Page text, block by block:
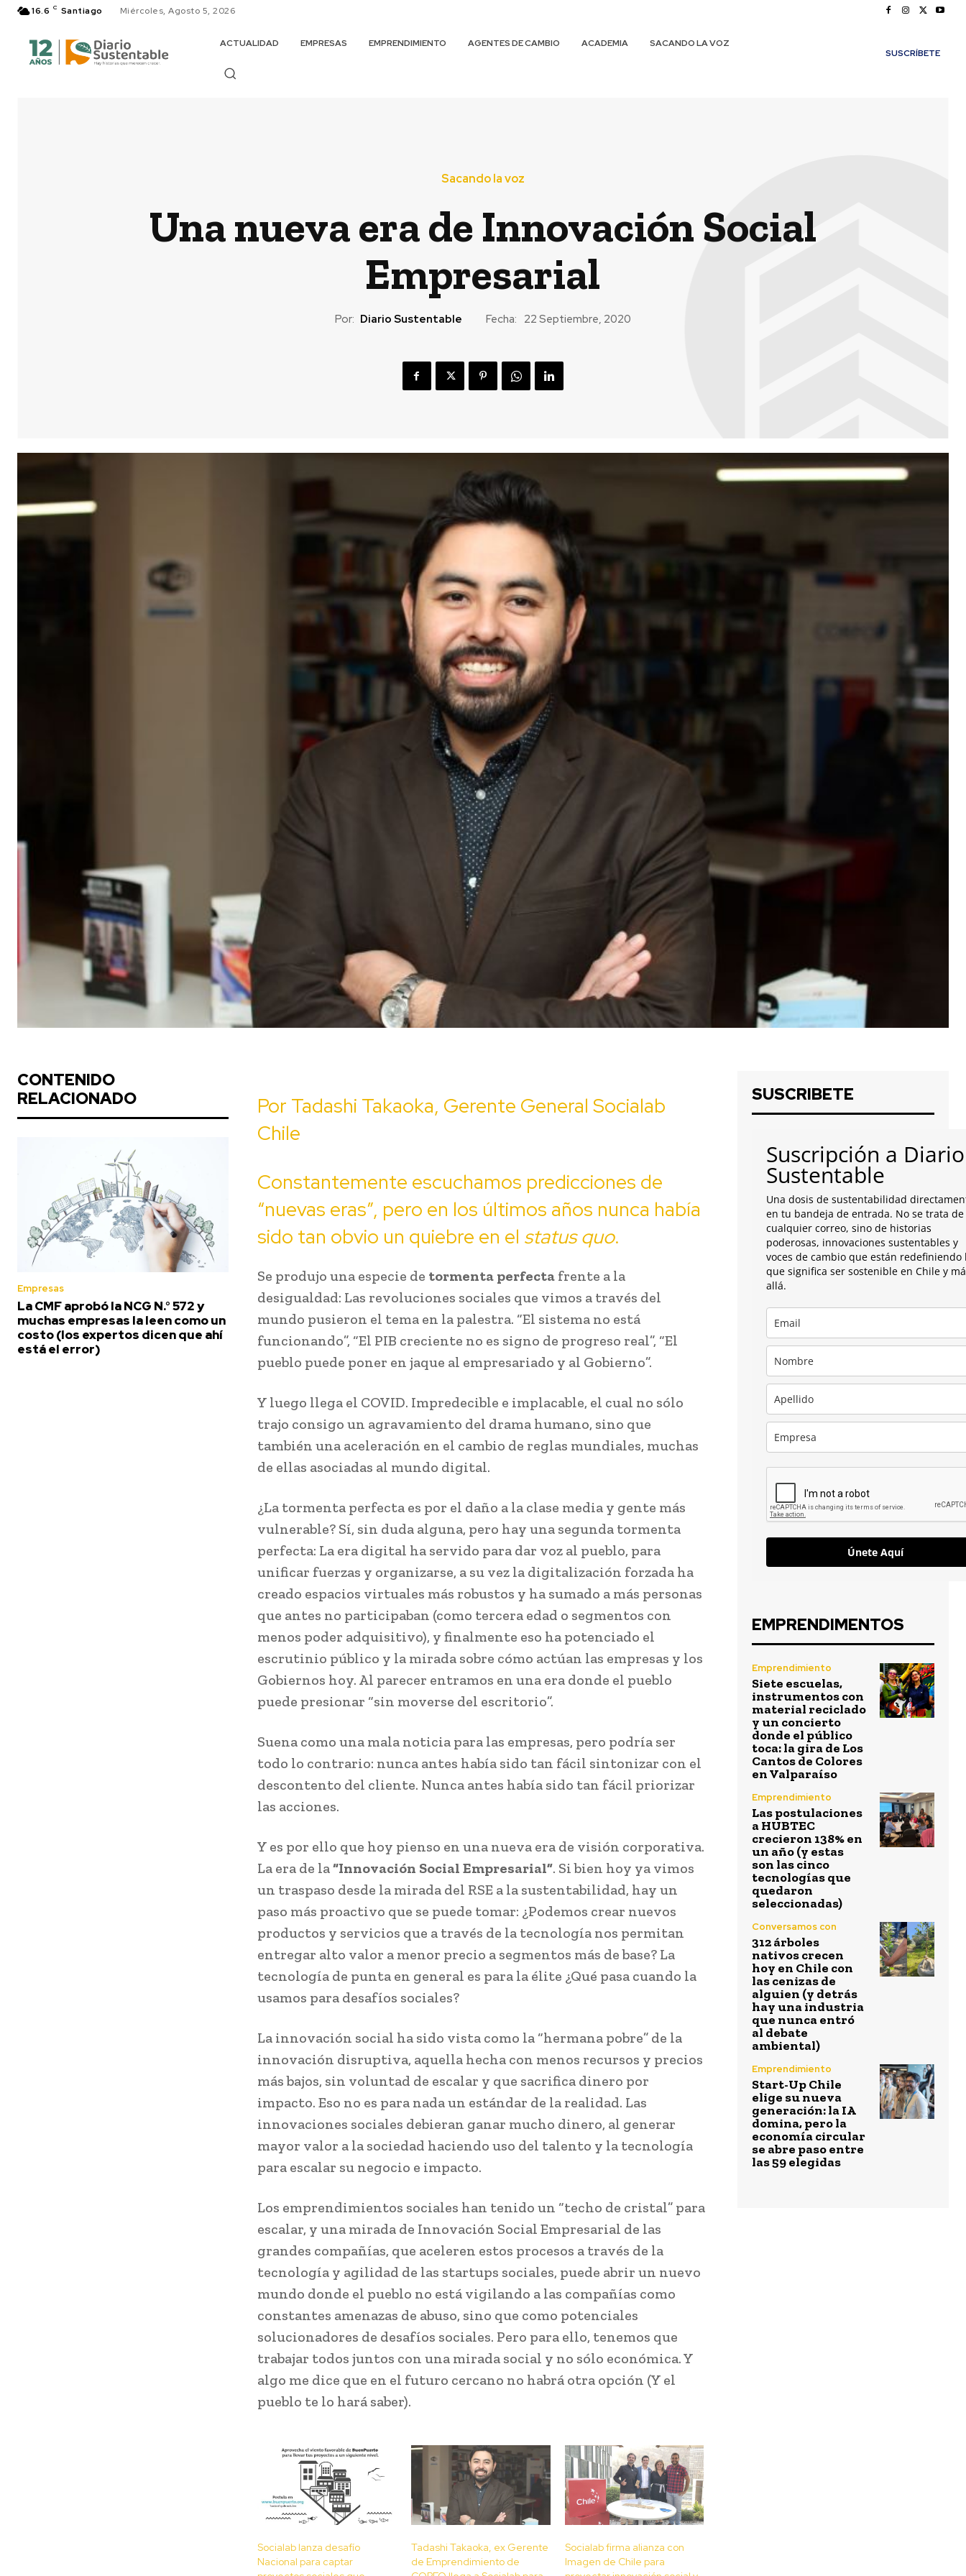
16.6 C Santiago Miércoles, Agosto 5, 2026
ACTUALIDAD EMPRESAS EMPRENDIMIENTO AGENTES DE CAMBIO ACADEMIA
SACANDO LA VOZ
SUSCRÍBETE
Sacando la voz
Una nueva era de Innovación Social
Empresarial
Por: Diario Sustentable Fecha: 22 Septiembre, 2020
CONTENIDO
RELACIONADO
Empresas
La CMF aprobó la NCG N.° 572 y
muchas empresas la leen como un
costo (los expertos dicen que ahí
está el error)
Por Tadashi Takaoka, Gerente General Socialab
Chile
Constantemente escuchamos predicciones de
“nuevas eras”, pero en los últimos años nunca había
sido tan obvio un quiebre en el status quo.
Se produjo una especie de tormenta perfecta frente a la
desigualdad: Las revoluciones sociales que vimos a través del
mundo pusieron el tema en la palestra. “El sistema no está
funcionando”, “El PIB creciente no es signo de progreso real”, “El
pueblo puede poner en jaque al empresariado y al Gobierno”.
Y luego llega el COVID. Impredecible e implacable, el cual no sólo
trajo consigo un agravamiento del drama humano, sino que
también una aceleración en el cambio de reglas mundiales, muchas
de ellas asociadas al mundo digital.
¿La tormenta perfecta es por el daño a la clase media y gente más
vulnerable? Sí, sin duda alguna, pero hay una segunda tormenta
perfecta: La era digital ha servido para dar voz al pueblo, para
unificar fuerzas y organizarse, a su vez la digitalización forzada ha
creado espacios virtuales más robustos y ha sumado a más personas
que antes no participaban (como tercera edad o segmentos con
menos poder adquisitivo), y finalmente eso ha potenciado el
escrutinio público y la mirada sobre cómo actúan las empresas y los
Gobiernos hoy. Al parecer entramos en una era donde el pueblo
puede presionar “sin moverse del escritorio”.
Suena como una mala noticia para las empresas, pero podría ser
todo lo contrario: nunca antes había sido tan fácil sintonizar con el
descontento del cliente. Nunca antes había sido tan fácil priorizar
las acciones.
Y es por ello que hoy pienso en una nueva era de visión corporativa.
La era de la“Innovación Social Empresarial”. Si bien hoy ya vimos
un traspaso desde la mirada del RSE a la sustentabilidad, hay un
paso más proactivo que se puede tomar: ¿Podemos crear nuevos
productos y servicios que a través de la tecnología nos permitan
entregar alto valor a menor precio a segmentos más de base? La
tecnología de punta en general es para la élite ¿Qué pasa cuando la
usamos para desafíos sociales?
La innovación social ha sido vista como la “hermana pobre” de la
innovación disruptiva, aquella hecha con menos recursos y precios
más bajos, sin voluntad de escalar y que sacrifica dinero por
impacto. Eso no es para nada un estándar de la realidad. Las
innovaciones sociales debieran ganar mucho dinero, al generar
mayor valor a la sociedad haciendo uso del talento y la tecnología
para escalar su negocio e impacto.
Los emprendimientos sociales han tenido un “techo de cristal” para
escalar, y una mirada de Innovación Social Empresarial de las
grandes compañías, que aceleren estos procesos a través de la
tecnología y agilidad de las startups sociales, puede abrir un nuevo
mundo donde el pueblo no está vigilando a las compañías como
constantes amenazas de abuso, sino que como potenciales
solucionadores de desafíos sociales. Pero para ello, tenemos que
trabajar todos juntos con una mirada social y no sólo económica. Y
algo me dice que en el futuro cercano no habrá otra opción (Y el
pueblo te lo hará saber).
Socialab lanza desafío
Nacional para captar
Tadashi Takaoka, ex Gerente
de Emprendimiento de
Socialab firma alianza con
Imagen de Chile para
SUSCRIBETE
Suscripción a Diario
Sustentable
Una dosis de sustentabilidad
en tu bandeja de entrada. No se trata de
cualquier correo, sino de historias
poderosas, innovaciones sustentables y
voces de cambio que están redefiniendo
que significa ser sostenible en Chile y
allá.
Únete Aquí
EMPRENDIMENTOS
Emprendimiento
Siete escuelas,
instrumentos con
material reciclado
y un concierto
donde el público
toca: la gira de Los
Cantos de Colores
en Valparaíso
Emprendimiento
Las postulaciones
a HUBTEC
crecieron 138% en
un año (y estas
son las cinco
tecnologías que
quedaron
seleccionadas)
Conversamos con
312 árboles
nativos crecen
hoy en Chile con
las cenizas de
alguien (y detrás
hay una industria
que nunca entró
al debate
ambiental)
Emprendimiento
Start-Up Chile
elige su nueva
generación: la IA
domina, pero la
economía circular
se abre paso entre
las 59 elegidas